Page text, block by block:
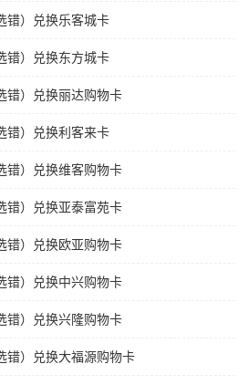
错）兑换乐客城卡
错）兑换东方城卡
错）兑换丽达购物卡
错）兑换利客来卡
错）兑换维客购物卡
错）兑换亚泰富苑卡
错）兑换欧亚购物卡
错）兑换中兴购物卡
错）兑换兴隆购物卡
错）兑换大福源购物卡